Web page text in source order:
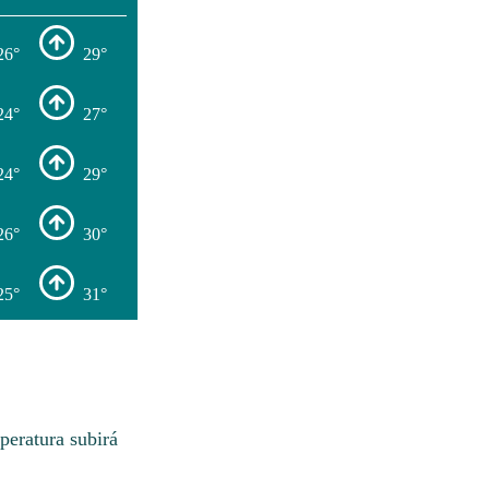
29°
27°
29°
30°
31°
subirá